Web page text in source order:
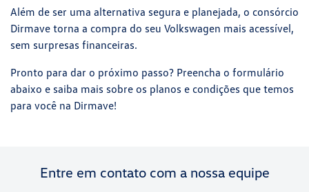
Além de ser uma alternativa segura e planejada, o consórcio
Dirmave torna a compra do seu Volkswagen mais acessível,
sem surpresas financeiras.
Pronto para dar o próximo passo? Preencha o formulário
abaixo e saiba mais sobre os planos e condições que temos
para você na Dirmave!
Entre em contato com a nossa equipe